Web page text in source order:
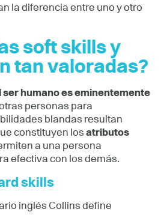
la diferencia entre uno y otro
soft skills y
tan valoradas?
ser humano es eminentemente
personas para
blandas resultan
constituyen los atributos
a una persona
efectiva con los demás.
skills
inglés Collins define